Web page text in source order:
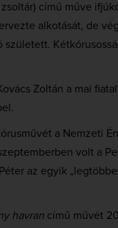
zsoltár) című műve
alkotását, de
Zoltán a mai
a Nemzeti
volt a
az egyik
havran című művét